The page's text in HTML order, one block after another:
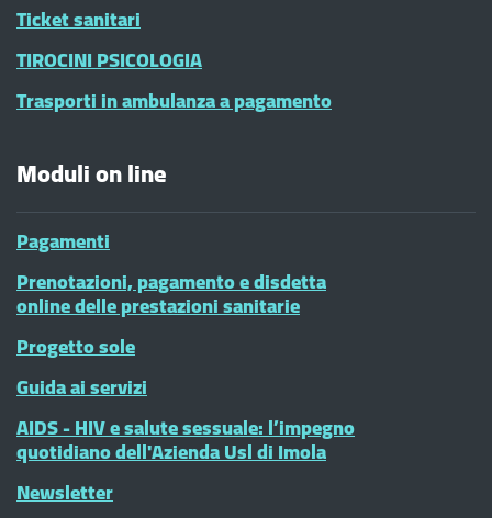
Ticket sanitari
TIROCINI PSICOLOGIA
Trasporti in ambulanza a pagamento
Moduli on line
Pagamenti
Prenotazioni, pagamento e disdetta
online delle prestazioni sanitarie
Progetto sole
Guida ai servizi
AIDS - HIV e salute sessuale: l’impegno
quotidiano dell'Azienda Usl di Imola
Newsletter